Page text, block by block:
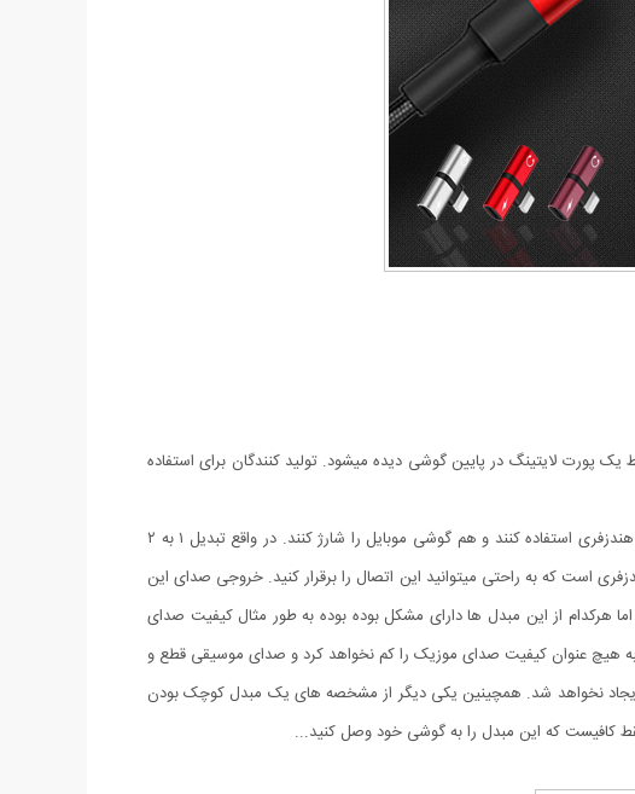
میلیمتری را از گوشی های خود حذف کرده است. از آیفون 7 به مدل های بالاتر فقط یک پورت لایتینگ در پایین گوشی دیده میشود. تولید کنندگان برای استفاده
تبدیل یک به دو سوکت آیفون یک تبدیل بسیار کاربردی برای کسانی است که گوشی آیفون ۷ به بالا دارند و میخواهند همزمان هم از هندزفری استفاده کنند و هم گوشی موبایل را شارژ کنند. در واقع تبدیل ۱ به ۲
اتصال هندزفری است که به راحتی میتوانید این اتصال را برقرار کنید. خروجی صدای این
هرکدام از این مبدل ها دارای مشکل بوده بوده به طور مثال کیفیت صدای
هیچ عنوان کیفیت صدای موزیک را کم نخواهد کرد و صدای موسیقی قطع و
نخواهد شد. همچینین یکی دیگر از مشخصه های یک مبدل کوچک بودن
کافیست که این مبدل را به گوشی خود وصل کنید...